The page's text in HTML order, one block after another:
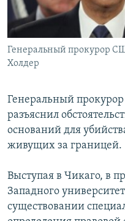
Генеральный прокурор
Холдер
Генеральный
разъяснил
оснований для
живущих за границей.
Выступая в Чикаго, в
Западного
существовании